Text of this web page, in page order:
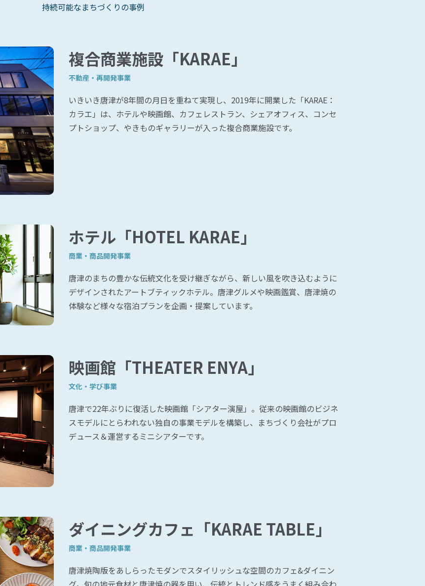
持続可能なまちづくりの事例
複合商業施設「KARAE」
不動産・再開発事業
いきいき唐津が8年間の月日を重ねて実現し、2019年に開業した「KARAE：
カラエ」は、ホテルや映画館、カフェレストラン、シェアオフィス、コンセ
プトショップ、やきものギャラリーが入った複合商業施設です。
ホテル「HOTEL KARAE」
商業・商品開発事業
唐津のまちの豊かな伝統文化を受け継ぎながら、新しい風を吹き込むように
デザインされたアートブティックホテル。唐津グルメや映画鑑賞、唐津焼の
体験など様々な宿泊プランを企画・提案しています。
映画館「THEATER ENYA」
文化・学び事業
唐津で22年ぶりに復活した映画館「シアター演屋」。従来の映画館のビジネ
スモデルにとらわれない独自の事業モデルを構築し、まちづくり会社がプロ
デュース＆運営するミニシアターです。
ダイニングカフェ「KARAE TABLE」
商業・商品開発事業
唐津焼陶版をあしらったモダンでスタイリッシュな空間のカフェ&ダイニン